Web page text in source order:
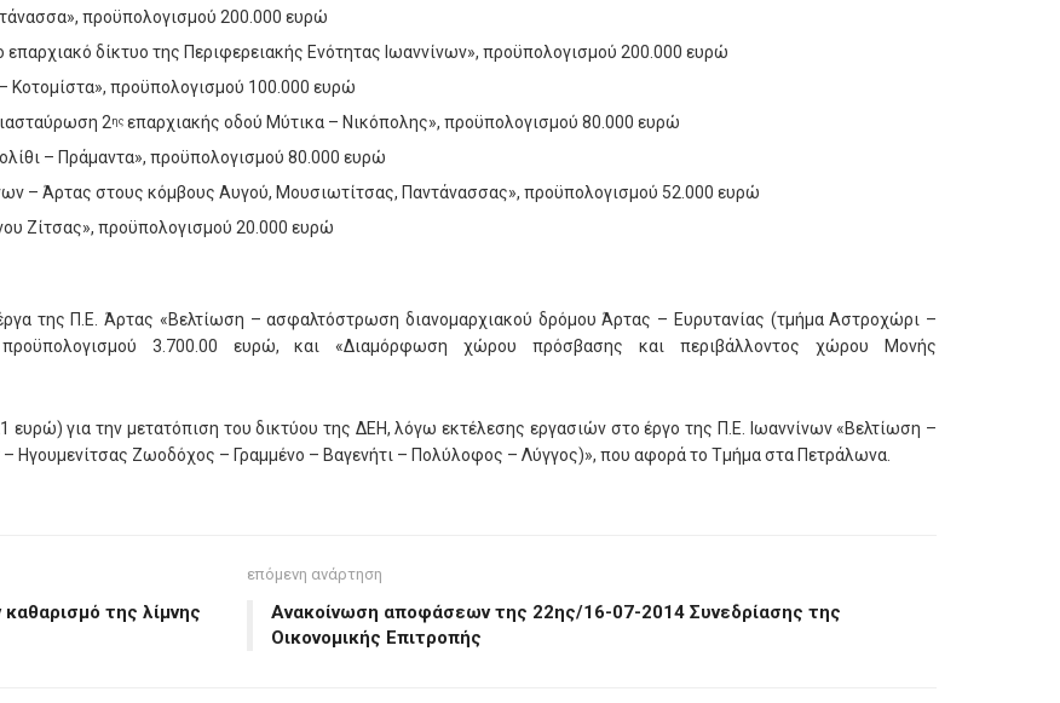
προϋπολογισμού 200.000 ευρώ
δίκτυο της Περιφερειακής Ενότητας Ιωαννίνων», προϋπολογισμού 200.000 ευρώ
Κοτομίστα», προϋπολογισμού 100.000 ευρώ
2ης επαρχιακής οδού Μύτικα – Νικόπολης», προϋπολογισμού 80.000 ευρώ
– Πράμαντα», προϋπολογισμού 80.000 ευρώ
– Άρτας στους κόμβους Αυγού, Μουσιωτίτσας, Παντάνασσας», προϋπολογισμού 52.000 ευρώ
Ζίτσας», προϋπολογισμού 20.000 ευρώ
της Π.Ε. Άρτας «Βελτίωση – ασφαλτόστρωση διανομαρχιακού δρόμου Άρτας – Ευρυτανίας (τμήμα Αστροχώρι –
3.700.00 ευρώ, και «Διαμόρφωση χώρου πρόσβασης και περιβάλλοντος χώρου Μονής
ευρώ) για την μετατόπιση του δικτύου της ΔΕΗ, λόγω εκτέλεσης εργασιών στο έργο της Π.Ε. Ιωαννίνων «Βελτίωση –
– Ηγουμενίτσας Ζωοδόχος – Γραμμένο – Βαγενήτι – Πολύλοφος – Λύγγος)», που αφορά το Τμήμα στα Πετράλωνα.
καθαρισμό της λίμνης
επόμενη ανάρτηση
Ανακοίνωση αποφάσεων της 22ης/16-07-2014 Συνεδρίασης της
Οικονομικής Επιτροπής